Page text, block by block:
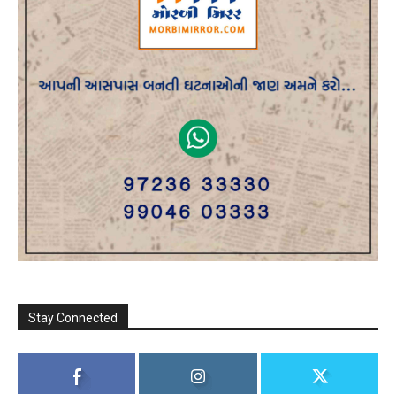
Stay Connected